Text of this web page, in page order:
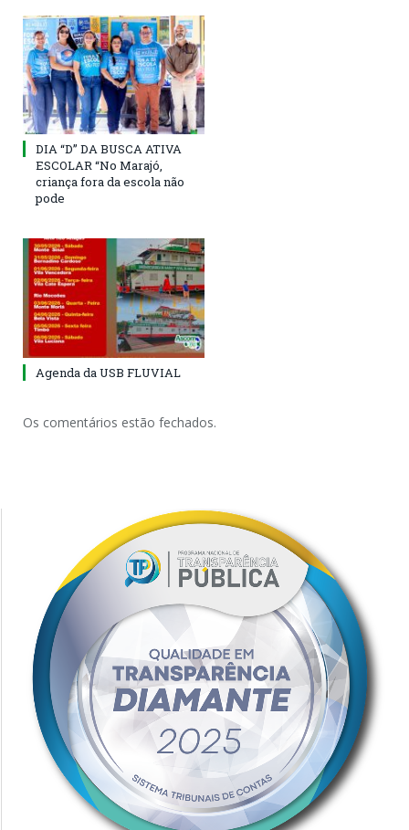
DIA “D” DA BUSCA ATIVA
ESCOLAR “No Marajó,
criança fora da escola não
pode
Agenda da USB FLUVIAL
Os comentários estão fechados.